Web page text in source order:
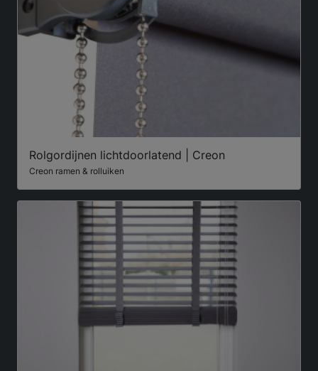
Rolgordijnen lichtdoorlatend | Creon
Creon ramen & rolluiken